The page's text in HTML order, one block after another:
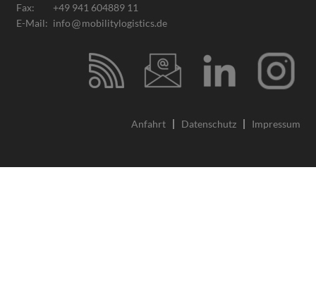
Fax:
E-Mail:
+49 941 604889 11
info
mobilitylogistics.de
Anfahrt Datenschutz Impressum